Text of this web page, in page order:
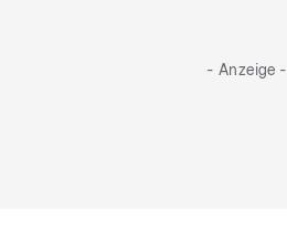
- Anzeige -